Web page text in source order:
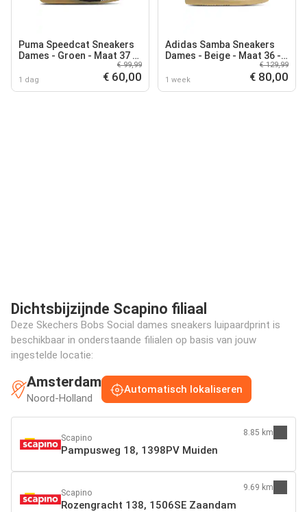
Puma Speedcat Sneakers
Dames - Groen - Maat 37 -
1 dag
€ 99,99
€ 60,00
Adidas Samba Sneakers
Dames - Beige - Maat 36 -
1 week
€ 129,99
€ 80,00
Dichtsbijzijnde Scapino filiaal
Deze Skechers Bobs Social dames sneakers luipaardprint is
beschikbaar in onderstaande filialen op basis van jouw
ingestelde locatie:
Amsterdam
Noord-Holland
Automatisch lokaliseren
Scapino
Pampusweg 18, 1398PV Muiden
8.85 km
Scapino
Rozengracht 138, 1506SE Zaandam
9.69 km